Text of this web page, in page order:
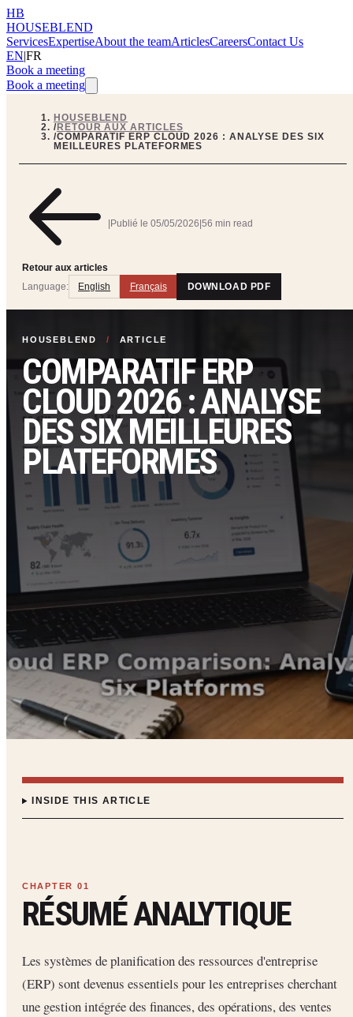
HB
HOUSEBLEND
ServicesExpertiseAbout the teamArticlesCareersContact Us
EN|FR
Book a meeting
Book a meeting
HOUSEBLEND
/RETOUR AUX ARTICLES
/COMPARATIF ERP CLOUD 2026 : ANALYSE DES SIX
MEILLEURES PLATEFORMES
Retour aux articles
Publié le 05/05/2026 56 min read
Language: English Français DOWNLOAD PDF
HOUSEBLEND / ARTICLE
COMPARATIF ERP
CLOUD 2026 : ANALYSE
DES SIX MEILLEURES
PLATEFORMES
INSIDE THIS ARTICLE
RÉSUMÉ ANALYTIQUE
Les systèmes de planification des ressources d'entreprise
(ERP) sont devenus essentiels pour les entreprises cherchant
une gestion intégrée des finances, des opérations, des ventes